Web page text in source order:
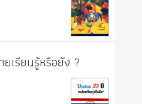
เรียนรู้หรือยัง ?